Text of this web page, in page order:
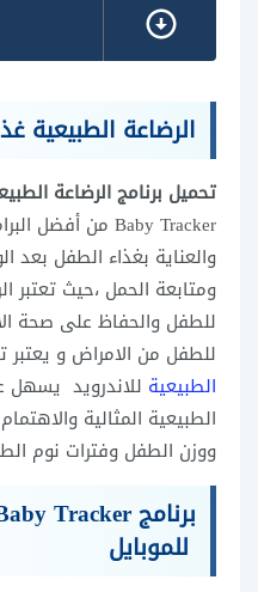
الرضاعة الطبيعية
تحميل برنامج الرضاعة
Baby Tracker من أفضل
والعناية بغذاء الطفل بعد
ومتابعة الحمل ،حيث تعتبر
للطفل والحفاظ على صحة
للطفل من الامراض و يعتبر
الطبيعية للاندرويد يسهل
الطبيعية المثالية
ووزن الطفل وفترات نوم
للموبايل